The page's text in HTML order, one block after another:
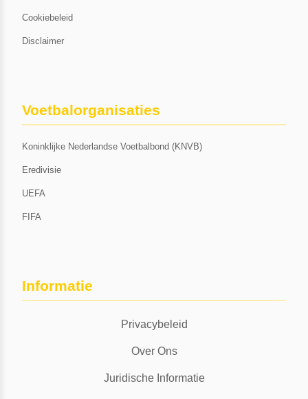
Cookiebeleid
Disclaimer
Voetbalorganisaties
Koninklijke Nederlandse Voetbalbond (KNVB)
Eredivisie
UEFA
FIFA
Informatie
Privacybeleid
Over Ons
Juridische Informatie